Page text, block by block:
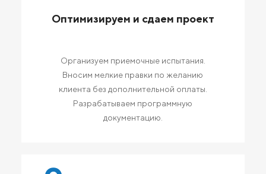
Оптимизируем и сдаем проект
Организуем приемочные испытания.
Вносим мелкие правки по желанию
клиента без дополнительной оплаты.
Разрабатываем программную
документацию.